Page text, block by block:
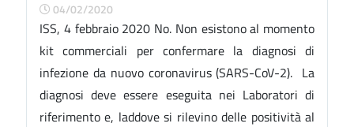
04/02/2020
ISS, 4 febbraio 2020 No. Non esistono al momento
kit commerciali per confermare la diagnosi di
infezione da nuovo coronavirus (SARS-CoV-2). La
diagnosi deve essere eseguita nei Laboratori di
riferimento e, laddove si rilevino delle positività al